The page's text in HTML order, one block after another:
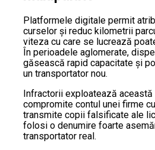
Platformele digitale permit
curselor și reduc kilometrii
viteza cu care se lucrează
În perioadele aglomerate,
găsească rapid capacitate și
un transportator nou.
Infractorii exploatează această
compromite contul unei firme
transmite copii falsificate ale
folosi o denumire foarte
transportator real.